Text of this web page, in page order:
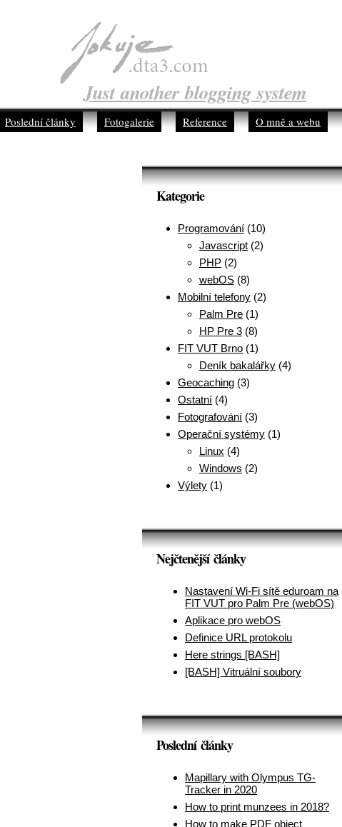
Just another blogging system
Poslední články Fotogalerie Reference O mně a webu
Kategorie
Programování (10)
Javascript (2)
PHP (2)
webOS (8)
Mobilní telefony (2)
Palm Pre (1)
HP Pre 3 (8)
FIT VUT Brno (1)
Deník bakalářky (4)
Geocaching (3)
Ostatní (4)
Fotografování (3)
Operační systémy (1)
Linux (4)
Windows (2)
Výlety (1)
Nejčtenější články
Nastavení Wi-Fi sítě eduroam na
FIT VUT pro Palm Pre (webOS)
Aplikace pro webOS
Definice URL protokolu
Here strings [BASH]
[BASH] Vitruální soubory
Poslední články
Mapillary with Olympus TG-
Tracker in 2020
How to print munzees in 2018?
How to make PDF object